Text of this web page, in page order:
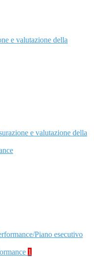
e valutazione della
e valutazione della
Piano esecutivo
1